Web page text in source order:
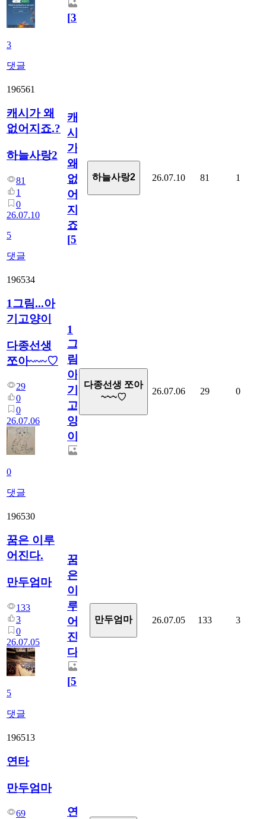
3
댓글
[3]
196561
캐시가 왜
없어지죠.?
하늘사랑2
81
1
0
26.07.10
5
댓글
캐
시
가
왜
없
어
지
죠.?
[5]
하늘사랑2 26.07.10 81 1
196534
1그림...아
기고양이
다종선생
쪼아~~~♡
29
0
0
26.07.06
0
댓글
1
그
림...
아
기
고
양
이
다종선생 쪼아
~~~♡
26.07.06 29 0
196530
꿈은 이루
어진다.
만두엄마
133
3
0
26.07.05
5
댓글
꿈
은
이
루
어
진
다.
[5]
만두엄마 26.07.05 133 3
196513
연타
만두엄마
69
연